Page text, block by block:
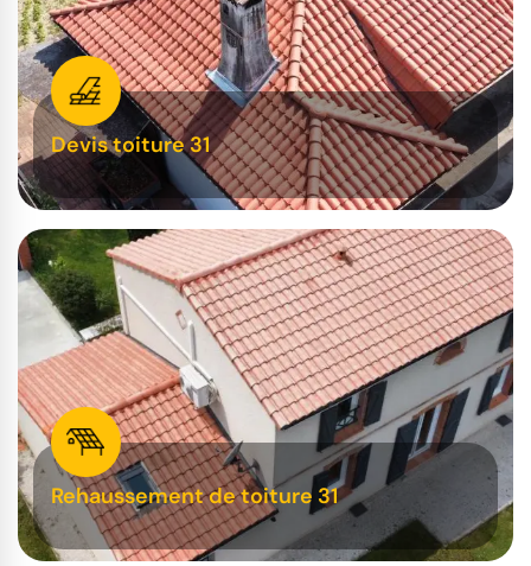
Devis toiture 31
Rehaussement de toiture 31